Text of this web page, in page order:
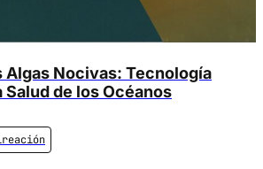
Algas Nocivas: Tecnología
Salud de los Océanos